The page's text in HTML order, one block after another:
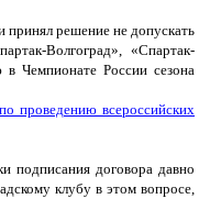
принял решениене допускать
Волгоград», «Спартак-
Чемпионате России сезона
проведению всероссийских
подписания договора давно
клубу в этом вопросе,